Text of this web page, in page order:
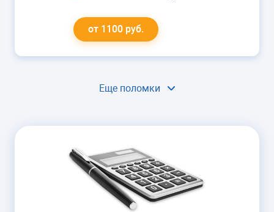
от 1100 руб.
НЕ ГРЕЕТ
Замена конфорки
от 1300 руб.
Еще поломки